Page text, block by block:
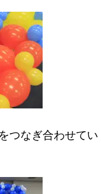
つなぎ合わせてい